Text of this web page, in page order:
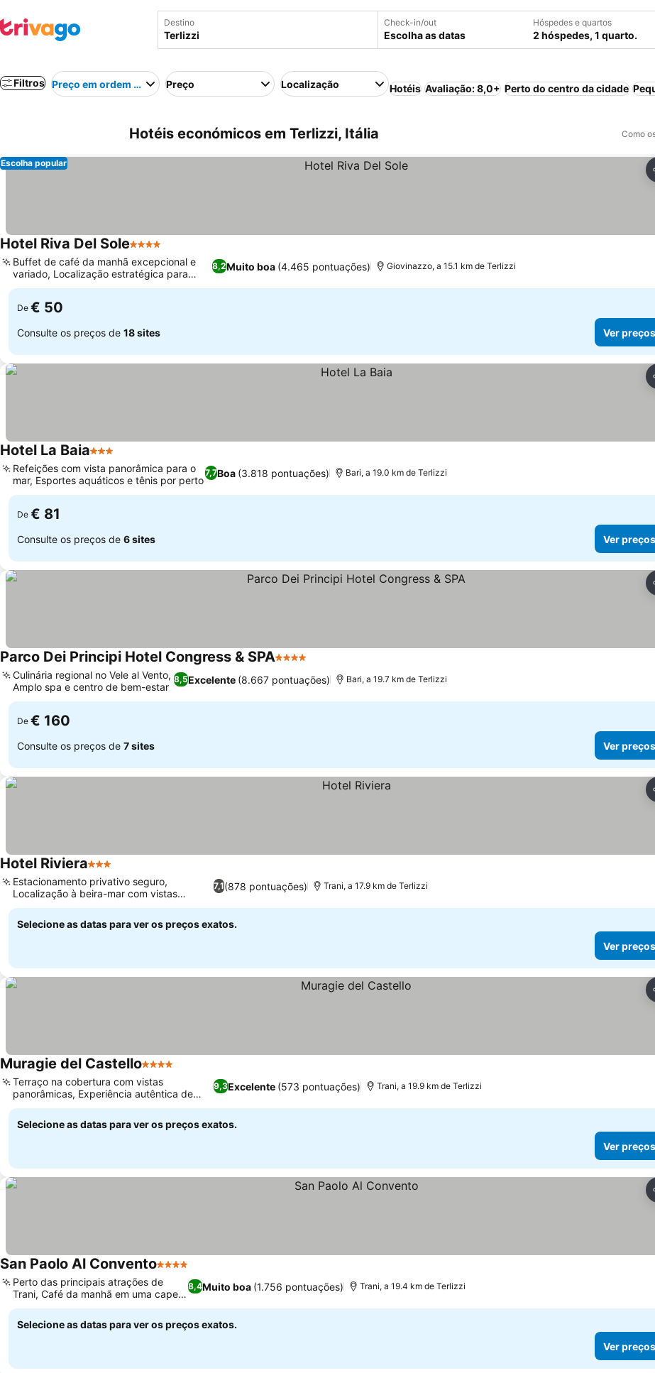
Destino Check-in/out
Escolha as datas
Hóspedes e quartos
2 hóspedes, 1 quarto.
Filtros Preço em ordem crescentePreço Localização Hotéis Avaliação: 8,0+ Perto do centro da cidade
Hotéis económicos em Terlizzi, Itália Como
Escolha popular
Hotel Riva Del Sole4 Estrelas
8,2Muito boa (4.465 pontuações)
Buffet de café da manhã excepcional e
variado, Localização estratégica para
explorar a Puglia
Giovinazzo, a 15.1 km de Terlizzi
De € 50
Consulte os preços de 18 sites Ver preços
Hotel La Baia3 Estrelas
7,7Boa (3.818 pontuações)
Refeições com vista panorâmica para o
mar, Esportes aquáticos e tênis por perto
Bari, a 19.0 km de Terlizzi
De € 81
Consulte os preços de 6 sites Ver preços
Parco Dei Principi Hotel Congress & SPA4 Estrelas
8,5Excelente (8.667 pontuações)
Culinária regional no Vele al Vento,
Amplo spa e centro de bem-estar
Bari, a 19.7 km de Terlizzi
De € 160
Consulte os preços de 7 sites Ver preços
Hotel Riviera3 Estrelas
7,1(878 pontuações)
Estacionamento privativo seguro,
Localização à beira-mar com vistas
tranquilas
Trani, a 17.9 km de Terlizzi
Selecione as datas para ver os preços exatos.
Ver preços
Muragie del Castello4 Estrelas
9,3Excelente (573 pontuações)
Terraço na cobertura com vistas
panorâmicas, Experiência autêntica de
café da manhã local
Trani, a 19.9 km de Terlizzi
Selecione as datas para ver os preços exatos.
Ver preços
San Paolo Al Convento4 Estrelas
8,4Muito boa (1.756 pontuações)
Perto das principais atrações de
Trani, Café da manhã em uma capela
antiga
Trani, a 19.4 km de Terlizzi
Selecione as datas para ver os preços exatos.
Ver preços